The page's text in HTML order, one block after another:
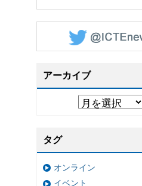
アーカイブ
タグ
オンライン
イベント